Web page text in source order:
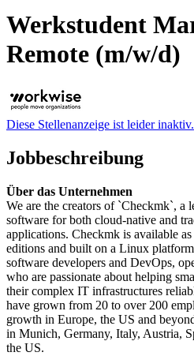
Werkstudent
Remote (m/w/d)
Diese Stellenanzeige ist leider inaktiv.
Jobbeschreibung
Über das Unternehmen
We are the creators of `Checkmk`,
software for both cloud-native and
applications. Checkmk is available
editions and built on a Linux
software developers and DevOps,
who are passionate about helping
their complex IT infrastructures
have grown from 20 to over 200
growth in Europe, the US and
in Munich, Germany, Italy, Austria,
the US.